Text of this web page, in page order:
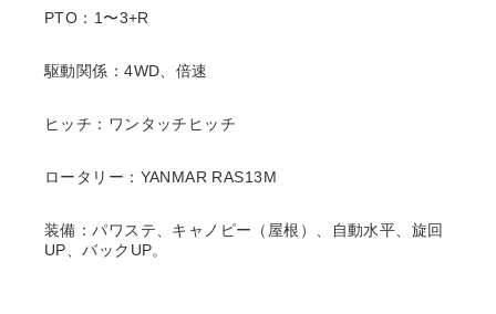
PTO：1〜3+R
駆動関係：4WD、倍速
ヒッチ：ワンタッチヒッチ
ロータリー：YANMAR RAS13M
装備：パワステ、キャノピー（屋根）、自動水平、旋回
UP、バックUP。